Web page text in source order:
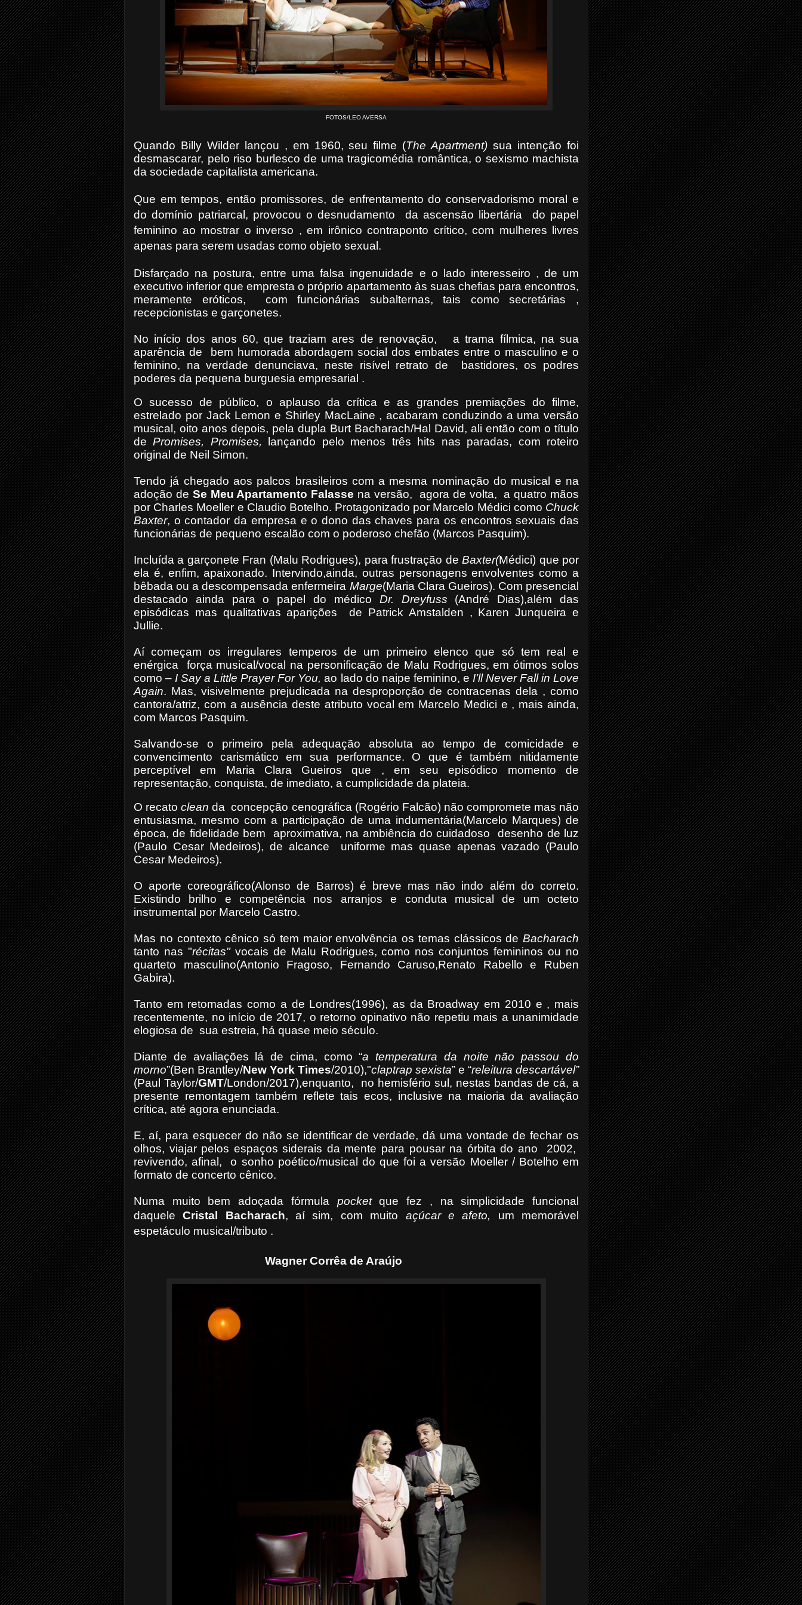
FOTOS/LEO AVERSA
Quando Billy Wilder lançou , em 1960, seu filme (The Apartment) sua intenção foi
desmascarar, pelo riso burlesco de uma tragicomédia romântica, o sexismo machista
da sociedade capitalista americana.
Que em tempos, então promissores, de enfrentamento do conservadorismo moral e
do domínio patriarcal, provocou o desnudamento da ascensão libertária do papel
feminino ao mostrar o inverso , em irônico contraponto crítico, com mulheres livres
apenas para serem usadas como objeto sexual.
Disfarçado na postura, entre uma falsa ingenuidade e o lado interesseiro , de um
executivo inferior que empresta o próprio apartamento às suas chefias para encontros,
meramente eróticos, com funcionárias subalternas, tais como secretárias ,
recepcionistas e garçonetes.
No início dos anos 60, que traziam ares de renovação, a trama fílmica, na sua
aparência de bem humorada abordagem social dos embates entre o masculino e o
feminino, na verdade denunciava, neste risível retrato de bastidores, os podres
poderes da pequena burguesia empresarial .
O sucesso de público, o aplauso da crítica e as grandes premiações do filme,
estrelado por Jack Lemon e Shirley MacLaine , acabaram conduzindo a uma versão
musical, oito anos depois, pela dupla Burt Bacharach/Hal David, ali então com o título
dePromises, Promises, lançando pelo menos três hits nas paradas, com roteiro
original de Neil Simon.
Tendo já chegado aos palcos brasileiros com a mesma nominação do musical e na
adoção de Se Meu Apartamento Falasse na versão, agora de volta, a quatro mãos
por Charles Moeller e Claudio Botelho. Protagonizado por Marcelo Médici como Chuck
Baxter, o contador da empresa e o dono das chaves para os encontros sexuais das
funcionárias de pequeno escalão com o poderoso chefão (Marcos Pasquim).
Incluída a garçonete Fran (Malu Rodrigues), para frustração deBaxter(Médici) que por
ela é, enfim, apaixonado. Intervindo,ainda, outras personagens envolventes como a
bêbada ou a descompensada enfermeira Marge(Maria Clara Gueiros). Com presencial
destacado ainda para o papel do médico Dr. Dreyfuss (André Dias),além das
episódicas mas qualitativas aparições de Patrick Amstalden , Karen Junqueira e
Jullie.
Aí começam os irregulares temperos de um primeiro elenco que só tem real e
enérgica força musical/vocal na personificação de Malu Rodrigues, em ótimos solos
como – I Say a Little Prayer For You,ao lado do naipe feminino, e I’ll Never Fall in Love
Again. Mas, visivelmente prejudicada na desproporção de contracenas dela , como
cantora/atriz, com a ausência deste atributo vocal em Marcelo Medici e , mais ainda,
com Marcos Pasquim.
Salvando-se o primeiro pela adequação absoluta ao tempo de comicidade e
convencimento carismático em sua performance. O que é também nitidamente
perceptível em Maria Clara Gueiros que , em seu episódico momento de
representação, conquista, de imediato, a cumplicidade da plateia.
O recatoclean da concepção cenográfica (Rogério Falcão) não compromete mas não
entusiasma, mesmo com a participação de uma indumentária(Marcelo Marques) de
época, de fidelidade bem aproximativa, na ambiência do cuidadoso desenho de luz
(Paulo Cesar Medeiros), de alcance uniforme mas quase apenas vazado (Paulo
Cesar Medeiros).
O aporte coreográfico(Alonso de Barros) é breve mas não indo além do correto.
Existindo brilho e competência nos arranjos e conduta musical de um octeto
instrumental por Marcelo Castro.
Mas no contexto cênico só tem maior envolvência os temas clássicos de Bacharach
tanto nas "récitas"vocais de Malu Rodrigues, como nos conjuntos femininos ou no
quarteto masculino(Antonio Fragoso, Fernando Caruso,Renato Rabello e Ruben
Gabira).
Tanto em retomadas como a de Londres(1996), as da Broadway em 2010 e , mais
recentemente, no início de 2017, o retorno opinativo não repetiu mais a unanimidade
elogiosa de sua estreia, há quase meio século.
Diante de avaliações lá de cima, como “a temperatura da noite não passou do
morno”(Ben Brantley/New York Times/2010),"claptrap sexista” e “releitura descartável”
(Paul Taylor/GMT/London/2017),enquanto, no hemisfério sul, nestas bandas de cá, a
presente remontagem também reflete tais ecos, inclusive na maioria da avaliação
crítica, até agora enunciada.
E, aí, para esquecer do não se identificar de verdade, dá uma vontade de fechar os
olhos, viajar pelos espaços siderais da mente para pousar na órbita do ano 2002,
revivendo, afinal, o sonho poético/musical do que foi a versão Moeller / Botelho em
formato de concerto cênico.
Numa muito bem adoçada fórmula pocketque fez , na simplicidade funcional
daqueleCristal Bacharach, aí sim, com muito açúcar e afeto, um memorável
espetáculo musical/tributo .
Wagner Corrêa de Araújo